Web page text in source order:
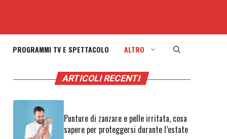
PROGRAMMI TV E SPETTACOLO ALTRO
ARTICOLI RECENTI
Punture di zanzare e pelle irritata, cosa
sapere per proteggersi durante l’estate